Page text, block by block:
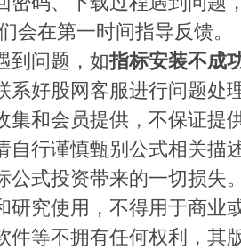
会在第一时间指导反馈。
到问题，如指标安装不成
系好股网客服进行问题处
集和会员提供，不保证提
自行谨慎甄别公式相关描
公式投资带来的一切损失
研究使用，不得用于商业
件等不拥有任何权利，其